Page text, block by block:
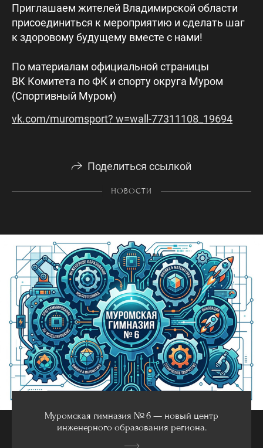
Приглашаем жителей Владимирской области
присоединиться к мероприятию и сделать шаг
к здоровому будущему вместе с нами!
По материалам официальной страницы
ВК Комитета по ФК и спорту округа Муром
(Спортивный Муром)
vk.com/muromsport? w=wall-77311108_19694
Поделиться ссылкой
НОВОСТИ
Муромская гимназия № 6 — новый центр
инженерного образования региона.